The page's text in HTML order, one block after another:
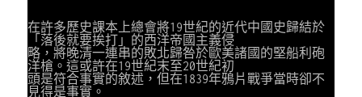
在許多歷史課本上總會將19世紀的近代中國史歸結於
「落後就要挨打」的西洋帝國主義侵
略，將晚清一連串的敗北歸咎於歐美諸國的堅船利砲
洋槍。這或許在19世紀末至20世紀初
頭是符合事實的敘述，但在1839年鴉片戰爭當時卻不
見得是事實。